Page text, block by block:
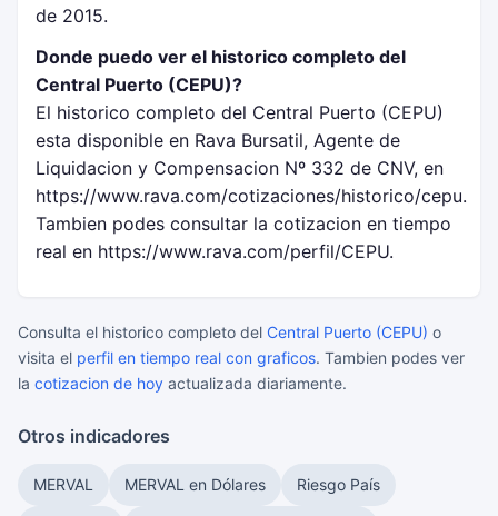
de 2015.
Donde puedo ver el historico completo del
Central Puerto (CEPU)?
El historico completo del Central Puerto (CEPU)
esta disponible en Rava Bursatil, Agente de
Liquidacion y Compensacion Nº 332 de CNV, en
https://www.rava.com/cotizaciones/historico/cepu.
Tambien podes consultar la cotizacion en tiempo
real en https://www.rava.com/perfil/CEPU.
Consulta el historico completo del Central Puerto (CEPU) o
visita el perfil en tiempo real con graficos. Tambien podes ver
la cotizacion de hoy actualizada diariamente.
Otros indicadores
MERVAL MERVAL en Dólares Riesgo País